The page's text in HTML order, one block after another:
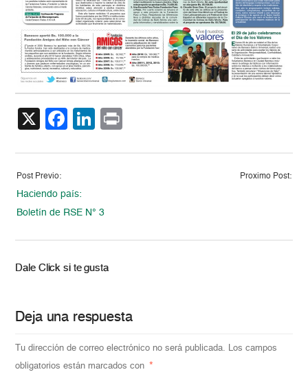
X Facebook
LinkedIn
Post Previo:
Haciendo país:
Boletín de RSE N° 3
Proximo Post:
Dale Click si te gusta
Deja una respuesta
Tu dirección de correo electrónico no será publicada. Los campos
obligatorios están marcados con
*